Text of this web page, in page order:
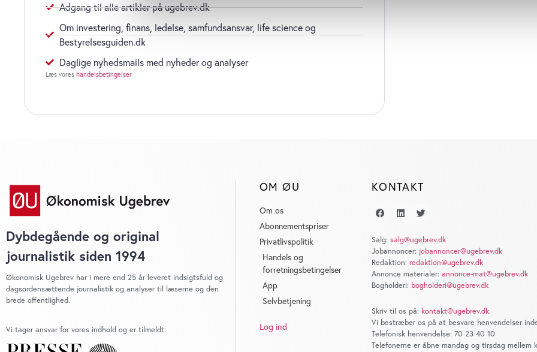
Vi bruger cookies til at tilpasse vores indhold og annoncer, til at vise dig funktioner til sociale
vores trafik. Vi deler også oplysninger om din brug af vores website med vores partnere
dem, eller som de har indsamlet fra din brug af deres tjenester. Du samtykker til vores
Adgang til alle artikler på ugebrev.dk
Om investering, finans, ledelse, samfundsansvar, life science og
Bestyrelsesguiden.dk
Daglige nyhedsmails med nyheder og analyser
Læs vores handelsbetingelser
Dybdegående og original
journalistik siden 1994
Økonomisk Ugebrev har i mere end 25 år leveret indsigtsfuld og
dagsordensættende journalistik og analyser til læserne og den
brede offentlighed.
Vi tager ansvar for vores indhold og er tilmeldt:
OM ØU
Om os
Abonnementspriser
Privatlivspolitik
Handels og
forretningsbetingelser
App
Selvbetjening
Log ind
KONTAKT
Salg: salg@ugebrev.dk
Jobannoncer: jobannoncer@ugebrev.dk
Redaktion: redaktion@ugebrev.dk
Annonce materialer: annonce-mat@ugebrev.dk
Bogholderi: bogholderi@ugebrev.dk
Skriv til os på: kontakt@ugebrev.dk.
Vi bestræber os på at besvare henvendelser
Telefonisk henvendelse: 70 23 40 10
Telefonerne er åbne mandag og tirsdag mellem